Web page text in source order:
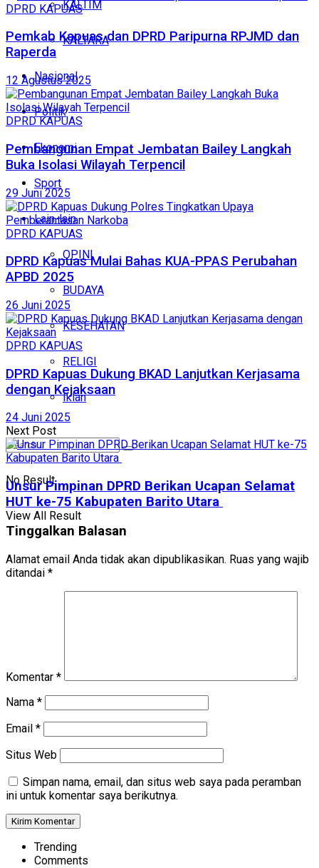
KALTIM
KALTARA
Nasional
Politik
Ekonomi
Sport
Lain-lain
OPINI
BUDAYA
KESEHATAN
RELIGI
Iklan
No Result
View All Result
DPRD KAPUAS
Pemkab Kapuas dan DPRD Paripurna RPJMD dan
Raperda
12 Agustus 2025
DPRD KAPUAS
Pembangunan Empat Jembatan Bailey Langkah
Buka Isolasi Wilayah Terpencil
29 Juni 2025
DPRD KAPUAS
DPRD Kapuas Mulai Bahas KUA-PPAS Perubahan
APBD 2025
26 Juni 2025
DPRD KAPUAS
DPRD Kapuas Dukung BKAD Lanjutkan Kerjasama
dengan Kejaksaan
24 Juni 2025
Next Post
Unsur Pimpinan DPRD Berikan Ucapan Selamat
HUT ke-75 Kabupaten Barito Utara
Tinggalkan Balasan
Alamat email Anda tidak akan dipublikasikan. Ruas yang wajib
ditandai *
Komentar *
Nama *
Email *
Situs Web
Simpan nama, email, dan situs web saya pada peramban
ini untuk komentar saya berikutnya.
Trending
Comments